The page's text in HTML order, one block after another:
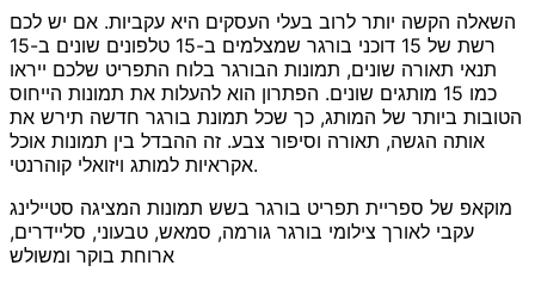
השאלה הקשה יותר לרוב בעלי העסקים היא עקביות. אם יש לכם
רשת של 15 דוכני בורגר שמצלמים ב-15 טלפונים שונים ב-15
תנאי תאורה שונים, תמונות הבורגר בלוח התפריט שלכם ייראו
כמו 15 מותגים שונים. הפתרון הוא להעלות את תמונות הייחוס
הטובות ביותר של המותג, כך שכל תמונת בורגר חדשה תירש את
אותה הגשה, תאורה וסיפור צבע. זה ההבדל בין תמונות אוכל
אקראיות למותג ויזואלי קוהרנטי.
מוקאפ של ספריית תפריט בורגר בשש תמונות המציגה סטיילינג
עקבי לאורך צילומי בורגר גורמה, סמאש, טבעוני, סליידרים,
ארוחת בוקר ומשולש